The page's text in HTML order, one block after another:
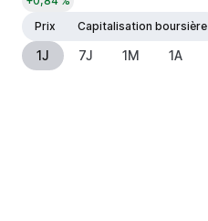
Prix
Capitalisation boursière
1J 7J 1M 1A